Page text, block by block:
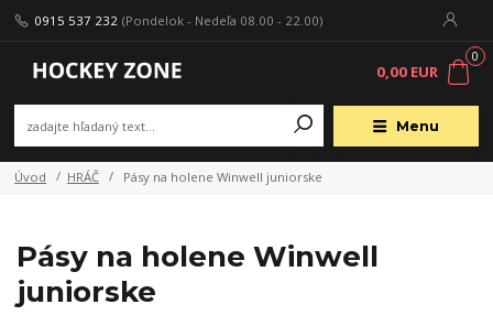
Menu
0915 537 232 (Pondelok - Nedeľa 08.00 - 22.00)
0
0,00 EUR
Úvod HRÁČ Pásy na holene Winwell juniorske
Pásy na holene Winwell
juniorske